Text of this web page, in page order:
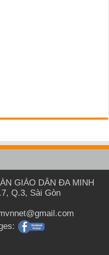
GIÁO DÂN ĐA MINH
Q.3, Sài Gòn